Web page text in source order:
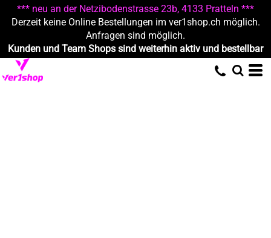
*** neu an der Netzibodenstrasse 23b, 4133 Pratteln ***
Derzeit keine Online Bestellungen im ver1shop.ch möglich.
Anfragen sind möglich.
Kunden und Team Shops sind weiterhin aktiv und bestellbar